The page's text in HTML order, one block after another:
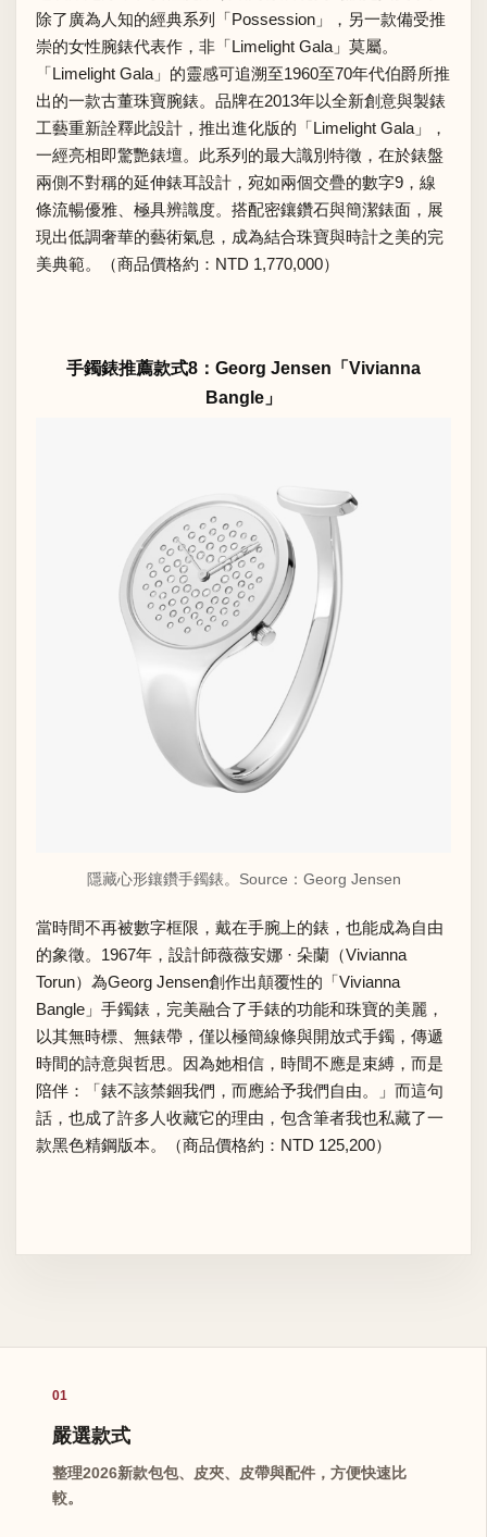
除了廣為人知的經典系列「Possession」，另一款備受推
崇的女性腕錶代表作，非「Limelight Gala」莫屬。
「Limelight Gala」的靈感可追溯至1960至70年代伯爵所推
出的一款古董珠寶腕錶。品牌在2013年以全新創意與製錶
工藝重新詮釋此設計，推出進化版的「Limelight Gala」，
一經亮相即驚艷錶壇。此系列的最大識別特徵，在於錶盤
兩側不對稱的延伸錶耳設計，宛如兩個交疊的數字9，線
條流暢優雅、極具辨識度。搭配密鑲鑽石與簡潔錶面，展
現出低調奢華的藝術氣息，成為結合珠寶與時計之美的完
美典範。（商品價格約：NTD 1,770,000）
手鐲錶推薦款式8：Georg Jensen「Vivianna
Bangle」
隱藏心形鑲鑽手鐲錶。Source： Georg Jensen
當時間不再被數字框限，戴在手腕上的錶，也能成為自由
的象徵。1967年，設計師薇薇安娜 · 朵蘭（Vivianna
Torun）為Georg Jensen創作出顛覆性的「Vivianna
Bangle」手鐲錶，完美融合了手錶的功能和珠寶的美麗，
以其無時標、無錶帶，僅以極簡線條與開放式手鐲，傳遞
時間的詩意與哲思。因為她相信，時間不應是束縛，而是
陪伴：「錶不該禁錮我們，而應給予我們自由。」而這句
話，也成了許多人收藏它的理由，包含筆者我也私藏了一
款黑色精鋼版本。（商品價格約：NTD 125,200）
01
嚴選款式
整理2026新款包包、皮夾、皮帶與配件，方便快速比
較。